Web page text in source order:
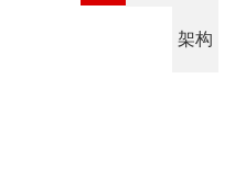
架构